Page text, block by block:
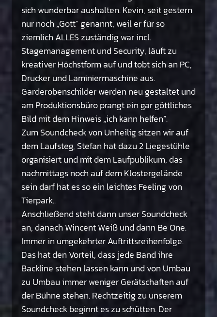
sich wunderbar aushalten. Kevin, seit gestern
nur noch „Gott“ genannt, weil er für so
ziemlich ALLES zuständig war incl.
Stagemanagement und Security, läuft zu
kreativer Höchstform auf und tobt sich an PC,
Drucker und Laminiermaschine aus.
Garderobenschilder werden neu gestaltet und
am Produktionsbüro prangt ein gar göttliches
Bild mit dem Hinweis „ich kann helfen“.
Zum Soundcheck von Unheilig sitzen wir auf
dem Laufsteg, Stefan hat dazu 2 Liegestühle
organisiert und mit dem Laufpublikum, das
nachmittags noch auf dem Klostergelände
sein darf hat es so ein leichtes Feeling von
Tierpark..
Anschließend steht dann unser Soundcheck
an, danach Wincent Weiß und dann Be One.
Immer in umgekehrter Auftrittsreihenfolge.
Das hat den Vorteil, dass jede Band ihre
Backline stehen lassen kann und von Umbau
zu Umbau immer weniger Gerätschaften auf
der Bühne stehen. Rechtzeitig zu unserem
Soundcheck beginnt es zu schütten. Der